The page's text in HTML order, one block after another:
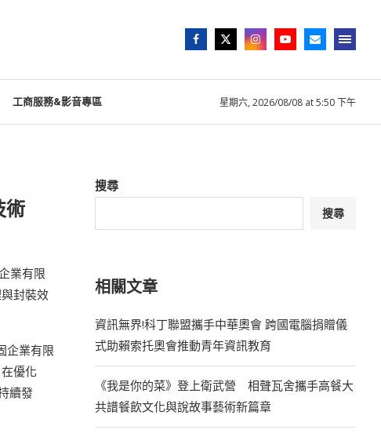
工商服務&影音專區 星期六, 2026/08/08 at 5:50 下午
術
業有限
封裝效
企業有限
優化
續發
搜尋
搜尋
相關文章
資訊無界!科丁聯盟攜手中華奧會 跨國電腦捐贈儀
式助賴索托奧會推動青年資訊教育
《我是你的菜》登上衛武營 相聲瓦舍攜手高餐大
共譜餐飲文化與說故事藝術新篇章